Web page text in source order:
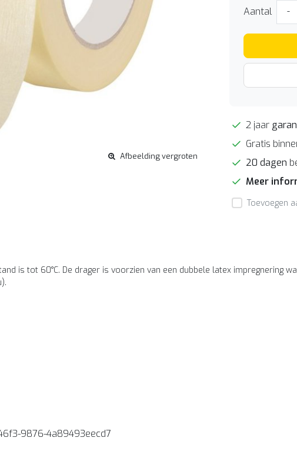
Afbeelding vergroten
Aantal -
2 jaar
Gratis
20 dagen
Meer
Toevoegen
is tot 60°C. De drager is voorzien van een dubbele latex impregnering
9876-4a89493eecd7